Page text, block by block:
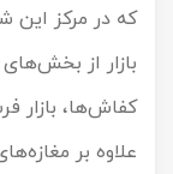
که در مرکز این
بازار از بخش‌های
کفاش‌ها، بازار